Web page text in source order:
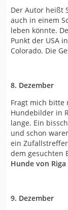
Der Autor heißt
auch in einem
leben könnte.
Punkt der USA
Colorado. Die
8. Dezember
Fragt mich bitte
Hundebilder in
lange. Ein
und schon
ein
dem gesuchten
Hunde von Riga
9. Dezember